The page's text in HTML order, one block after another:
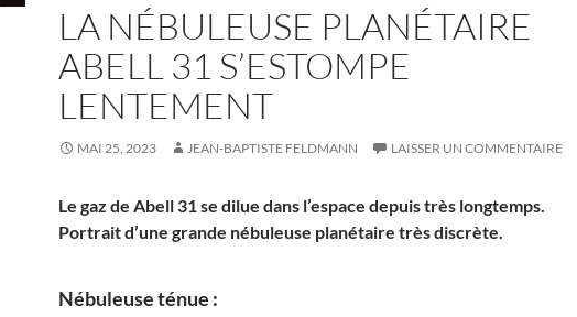
LA NÉBULEUSE PLANÉTAIRE
ABELL 31 S’ESTOMPE
LENTEMENT
MAI 25, 2023 JEAN-BAPTISTE FELDMANN LAISSER UN COMMENTAIRE
Le gaz de Abell 31 se dilue dans l’espace depuis très longtemps.
Portrait d’une grande nébuleuse planétaire très discrète.
Nébuleuse ténue :